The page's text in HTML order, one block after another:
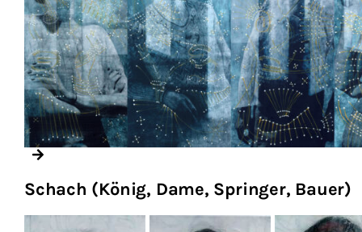
Schach (König, Dame, Springer, Bauer)